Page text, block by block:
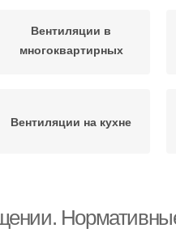
Вентиляции в
многоквартирных
Вентиляции на кухне